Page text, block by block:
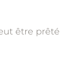
être prêté